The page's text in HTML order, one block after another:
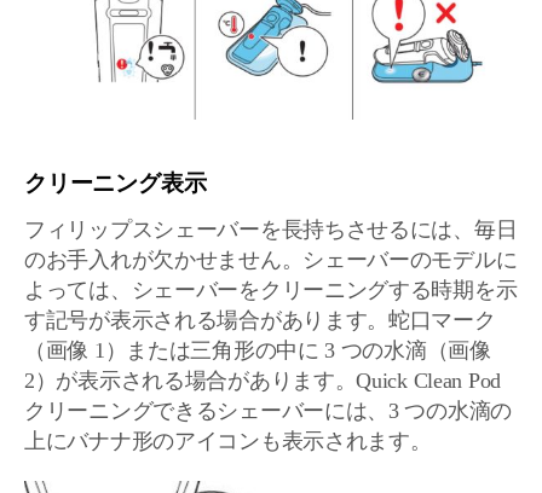
クリーニング表示
フィリップスシェーバーを長持ちさせるには、毎日
のお手入れが欠かせません。シェーバーのモデルに
よっては、シェーバーをクリーニングする時期を示
す記号が表示される場合があります。蛇口マーク
（画像 1）または三角形の中に 3 つの水滴（画像
2）が表示される場合があります。Quick Clean Pod
クリーニングできるシェーバーには、3 つの水滴の
上にバナナ形のアイコンも表示されます。